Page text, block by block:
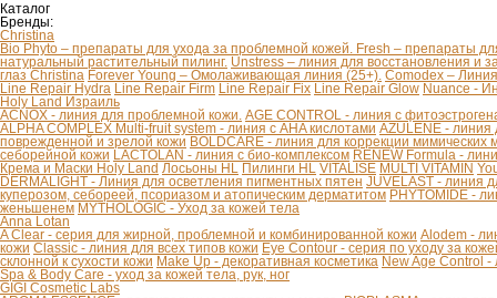
Каталог
Бренды:
Christina
Bio Phyto – препараты для ухода за проблемной кожей. Fresh – препараты
натуральный растительный пилинг. Unstress – линия для восстановления и
глаз Christina Forever Young – Омолаживающая линия (25+). Comodex –
Line Repair Hydra Line Repair Firm Line Repair Fix Line Repair Glow Nuance -
Holy Land Израиль
ACNOX - линия для проблемной кожи. AGE CONTROL - линия с
ALPHA COMPLEX Multi-fruit system - линия с AHA кислотами AZULENE - линия
поврежденной и зрелой кожи BOLDCARE - линия для коррекции мимических
себорейной кожи LACTOLAN - линия с био-комплексом RENEW Formula -
Крема и Маски Holy Land Лосьоны HL Пилинги HL VITALISE MULTI VITAMIN
DERMALIGHT - Линия для осветления пигментных пятен JUVELAST - линия
куперозом, себореей, псориазом и атопическим дерматитом PHYTOMIDE -
женьшенем MYTHOLOGIC - Уход за кожей тела
Anna Lotan
A Clear - серия для жирной, проблемной и комбинированной кожи Alodem -
кожи Classic - линия для всех типов кожи Eye Contour - серия по уходу за
склонной к сухости кожи Make Up - декоративная косметика New Age Control
Spa & Body Care - уход за кожей тела, рук, ног
GIGI Cosmetic Labs